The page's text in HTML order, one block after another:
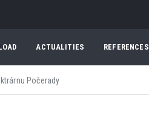
ACTUALITIES REFERENCES
Počerady